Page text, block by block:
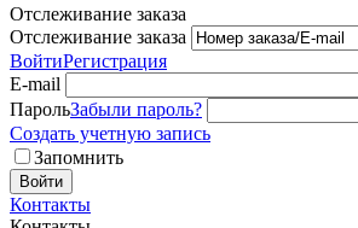
Отслеживание заказа
Отслеживание заказа
ВойтиРегистрация
E-mail
ПарольЗабыли пароль?
Создать учетную запись
Запомнить
Войти
Контакты